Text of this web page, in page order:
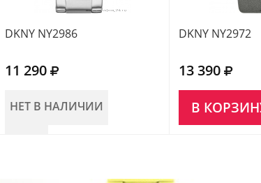
DKNY NY2986
11 290
НЕТ В НАЛИЧИИ
DKNY NY2972
13 390
В